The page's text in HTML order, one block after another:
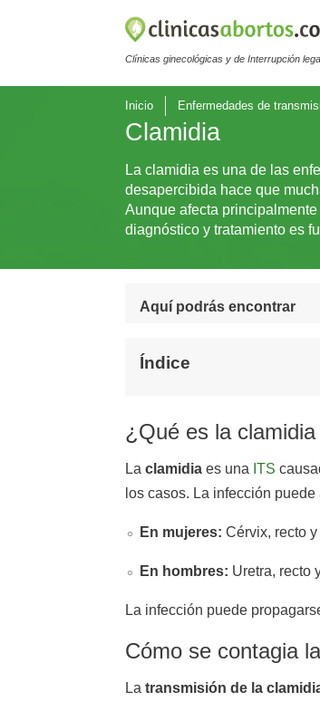
Clínicas ginecológicas y de Interrupción
Inicio Enfermedades de
Clamidia
La clamidia es una de las
desapercibida hace que
Aunque afecta
diagnóstico y tratamiento es
Aquí podrás encontrar
Índice
¿Qué es la
La clamidia es una ITS
los casos. La infección
En mujeres: Cérvix, recto
En hombres: Uretra, recto
La infección puede
Cómo se contagia
La transmisión de la